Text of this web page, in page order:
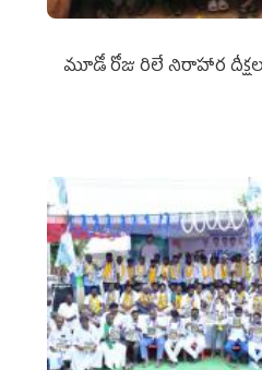
మూడో రోజు రిలే నిరాహార